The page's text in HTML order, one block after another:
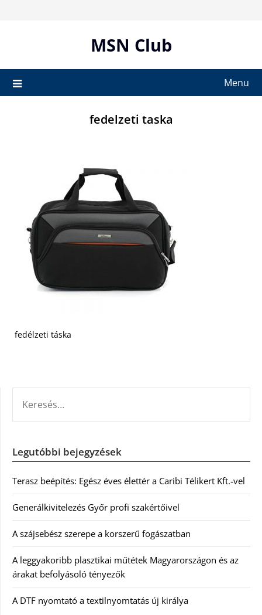
MSN Club
Menu
fedelzeti taska
fedélzeti táska
Legutóbbi bejegyzések
Terasz beépítés: Egész éves élettér a Caribi Télikert Kft.-vel
Generálkivitelezés Győr profi szakértőivel
A szájsebész szerepe a korszerű fogászatban
A leggyakoribb plasztikai műtétek Magyarországon és az
árakat befolyásoló tényezők
A DTF nyomtató a textilnyomtatás új királya